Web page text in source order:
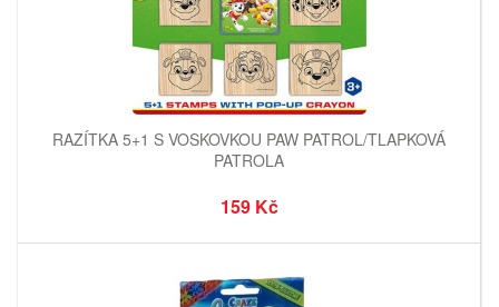
RAZÍTKA 5+1 S VOSKOVKOU PAW PATROL/TLAPKOVÁ
PATROLA
159 Kč